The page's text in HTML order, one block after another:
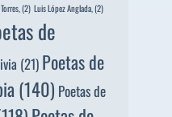
(2) Luis López Anglada, (2)
de
(21) Poetas de
(140) Poetas de